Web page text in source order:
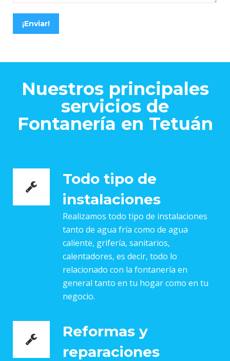
¡Enviar!
Nuestros principales
servicios de
Fontanería en Tetuán
Todo tipo de
instalaciones
Realizamos todo tipo de instalaciones
tanto de agua fría como de agua
caliente, grifería, sanitarios,
calentadores, es decir, todo lo
relacionado con la fontanería en
general tanto en tu hogar como en tu
negocio.
Reformas y
reparaciones